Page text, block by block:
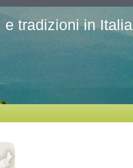
e tradizioni in Italia